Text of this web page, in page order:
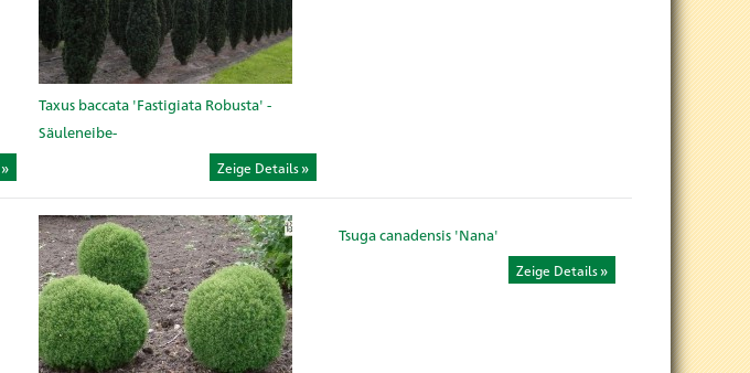
Taxus baccata 'Fastigiata Robusta' -
Säuleneibe-
Zeige Details
Tsuga canadensis 'Nana'
Zeige Details